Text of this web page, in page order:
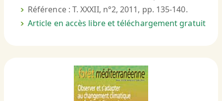
Référence : T. XXXII, n°2, 2011, pp. 135-140.
Article en accès libre et téléchargement gratuit